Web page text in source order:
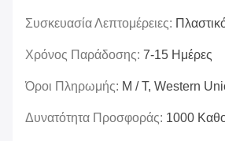
Συσκευασία Λεπτομέρειες:
Χρόνος Παράδοσης: 7-15 Ημέρες
Όροι Πληρωμής: Μ / Τ, Western
Δυνατότητα Προσφοράς: 1000